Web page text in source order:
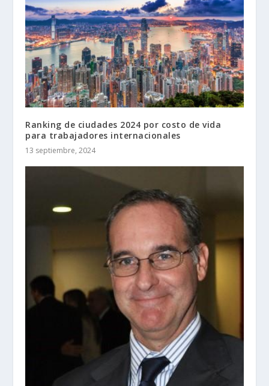
Ranking de ciudades 2024 por costo de vida
para trabajadores internacionales
13 septiembre, 2024